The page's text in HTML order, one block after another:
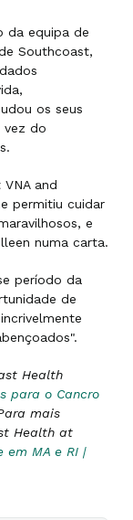
da equipa de
Southcoast,
os seus
vez do
and
permitiu cuidar
e
numa carta.
período da
de
Health
para o Cancro
mais
Health at
em MA e RI |